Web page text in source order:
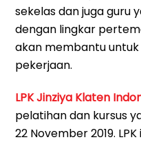
sekelas dan juga guru
dengan lingkar
akan membantu
pekerjaan.
LPK Jinziya Klaten
pelatihan dan kursus
22 November 2019.